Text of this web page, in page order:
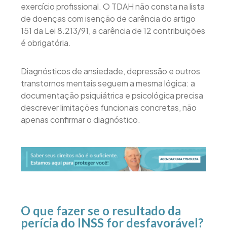
exercício profissional. O TDAH não consta na lista
de doenças com isenção de carência do artigo
151 da Lei 8.213/91, a carência de 12 contribuições
é obrigatória.
Diagnósticos de ansiedade, depressão e outros
transtornos mentais seguem a mesma lógica: a
documentação psiquiátrica e psicológica precisa
descrever limitações funcionais concretas, não
apenas confirmar o diagnóstico.
O que fazer se o resultado da
perícia do INSS for desfavorável?